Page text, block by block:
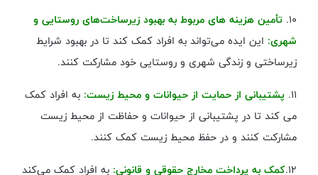
۱۰. تأمین هزینه‌ های مربوط به بهبود زیرساخت‌های روستایی و
شهری: این ایده می‌تواند به افراد کمک کند تا در بهبود شرایط
زیرساختی و زندگی شهری و روستایی خود مشارکت کنند.
۱۱. پشتیبانی از حمایت از حیوانات و محیط زیست: به افراد کمک
می کند تا در پشتیبانی از حیوانات و حفاظت از محیط زیست
مشارکت کنند و در حفظ محیط زیست کمک کنند.
۱۲. کمک به پرداخت مخارج حقوقی و قانونی: به افراد کمک می‌کند